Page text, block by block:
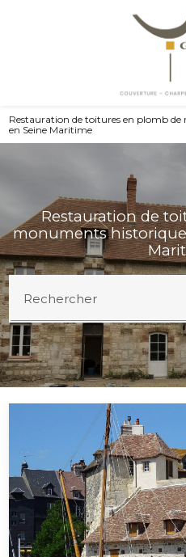
Restauration de toitures en plomb
en Seine Maritime
Restauration de
monuments
Rechercher
Panneau de gestion des